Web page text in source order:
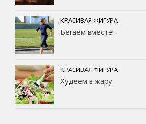
КРАСИВАЯ ФИГУРА
Бегаем вместе!
КРАСИВАЯ ФИГУРА
Худеем в жару